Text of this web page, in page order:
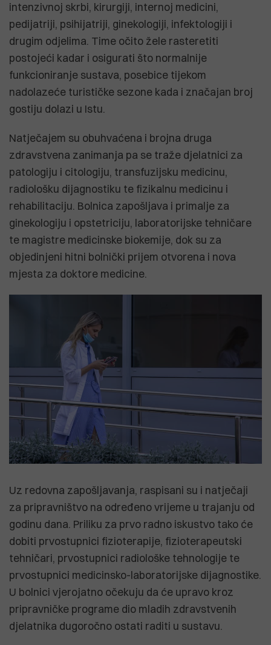
intenzivnoj skrbi, kirurgiji, internoj medicini,
pedijatriji, psihijatriji, ginekologiji, infektologiji i
drugim odjelima. Time očito žele rasteretiti
postojeći kadar i osigurati što normalnije
funkcioniranje sustava, posebice tijekom
nadolazeće turističke sezone kada i značajan broj
gostiju dolazi u Istu.
Natječajem su obuhvaćena i brojna druga
zdravstvena zanimanja pa se traže djelatnici za
patologiju i citologiju, transfuzijsku medicinu,
radiološku dijagnostiku te fizikalnu medicinu i
rehabilitaciju. Bolnica zapošljava i primalje za
ginekologiju i opstetriciju, laboratorijske tehničare
te magistre medicinske biokemije, dok su za
objedinjeni hitni bolnički prijem otvorena i nova
mjesta za doktore medicine.
Uz redovna zapošljavanja, raspisani su i natječaji
za pripravništvo na određeno vrijeme u trajanju od
godinu dana. Priliku za prvo radno iskustvo tako će
dobiti prvostupnici fizioterapije, fizioterapeutski
tehničari, prvostupnici radiološke tehnologije te
prvostupnici medicinsko-laboratorijske dijagnostike.
U bolnici vjerojatno očekuju da će upravo kroz
pripravničke programe dio mladih zdravstvenih
djelatnika dugoročno ostati raditi u sustavu.